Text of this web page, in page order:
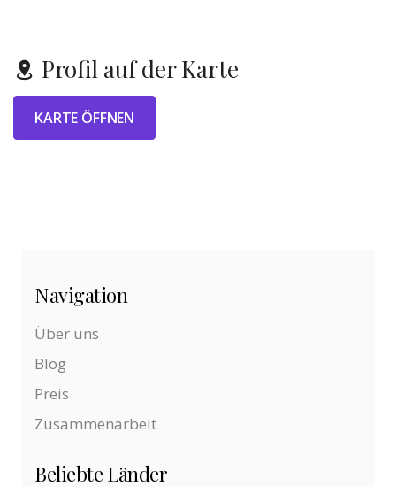
Profil auf der Karte
KARTE ÖFFNEN
Navigation
Über uns
Blog
Preis
Zusammenarbeit
Beliebte Länder